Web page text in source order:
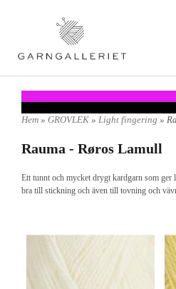
Hem » GROVLEK » Light fingering »
Rauma - Røros Lamull
Ett tunnt och mycket drygt kardgarn som ger
bra till stickning och även till tovning och